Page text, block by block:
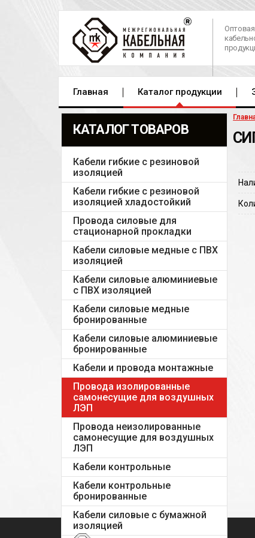
Главная Каталог продукции
КАТАЛОГ ТОВАРОВ
Кабели гибкие с резиновой
изоляцией
Кабели гибкие с резиновой
изоляцией хладостойкий
Провода силовые для
стационарной прокладки
Кабели силовые медные с ПВХ
изоляцией
Кабели силовые алюминиевые
с ПВХ изоляцией
Кабели силовые медные
бронированные
Кабели силовые алюминиевые
бронированные
Кабели и провода монтажные
Провода изолированные
самонесущие для воздушных
ЛЭП
Провода неизолированные
самонесущие для воздушных
ЛЭП
Кабели контрольные
Кабели контрольные
бронированные
Кабели силовые с бумажной
изоляцией